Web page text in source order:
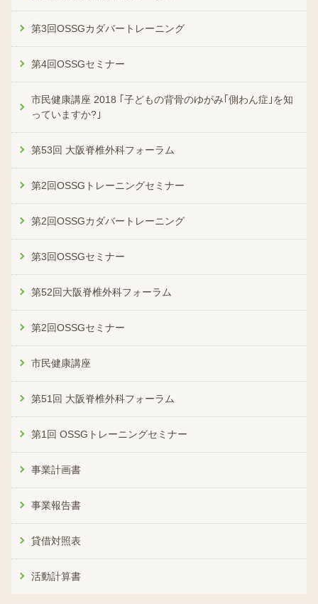
第3回OSSGカダバートレーニング
第4回OSSGセミナー
市民健康講座 2018 ｢子どもの背骨のゆがみ｢側わん症｣を知
っていますか?｣
第53回 大阪脊椎外科フォーラム
第2回OSSGトレーニングセミナー
第2回OSSGカダバートレーニング
第3回OSSGセミナー
第52回大阪脊椎外科フォーラム
第2回OSSGセミナー
市民健康講座
第51回 大阪脊椎外科フォーラム
第1回 OSSGトレーニングセミナー
事業計画書
事業報告書
貸借対照表
活動計算書